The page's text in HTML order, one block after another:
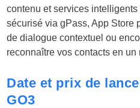
contenu et services intelligents
sécurisé via gPass, App Store
de dialogue contextuel ou
reconnaître vos contacts en un
Date et prix de
GO3